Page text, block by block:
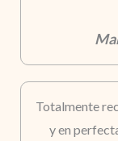
Totalmente
y en